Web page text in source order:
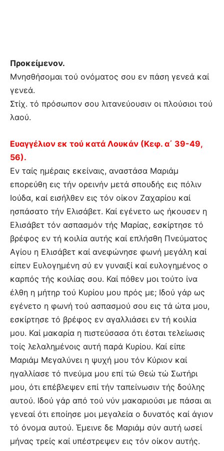
Προκείμενον.
Μνησθήσομαι τού ονόματος σου εν πάση γενεά καί
γενεά.
Στίχ. τό πρόσωπον σου λιτανεύουσιν οι πλούσιοι τού
λαού.
Ευαγγέλιον εκ τού κατά Λουκάν (Κεφ. α΄ 39-49,
56).
Εν ταίς ημέραις εκείναις, αναστάσα Μαριάμ
επορεύθη εις τήν ορεινήν μετά σπουδής εις πόλιν
Ιούδα, καί εισήλθεν εις τόν οίκον Ζαχαρίου καί
ησπάσατο τήν Ελισάβετ. Καί εγένετο ως ήκουσεν η
Ελισάβετ τόν ασπασμόν τής Μαρίας, εσκίρτησε τό
βρέφος εν τή κοιλία αυτής καί επλήσθη Πνεύματος
Αγίου η Ελισάβετ καί ανεφώνησε φωνή μεγάλη καί
είπεν Ευλογημένη σύ εν γυναιξί καί ευλογημένος ο
καρπός τής κοιλίας σου. Καί πόθεν μοι τούτο ίνα
έλθη η μήτηρ τού Κυρίου μου πρός με; Ιδού γάρ ως
εγένετο η φωνή τού ασπασμού σου εις τά ώτα μου,
εσκίρτησε τό βρέφος εν αγαλλιάσει εν τή κοιλία
μου. Καί μακαρία η πιστεύσασα ότι έσται τελείωσις
τοίς λελαλημένοις αυτή παρά Κυρίου. Καί είπε
Μαριάμ Μεγαλύνει η ψυχή μου τόν Κύριον καί
ηγαλλίασε τό πνεύμα μου επί τώ Θεώ τώ Σωτήρι
μου, ότι επέβλεψεν επί τήν ταπείνωσιν τής δούλης
αυτού. Ιδού γάρ από τού νύν μακαριούσι με πάσαι αι
γενεαί ότι εποίησε μοι μεγαλεία ο δυνατός καί άγιον
τό όνομα αυτού. Έμεινε δε Μαριάμ σύν αυτή ωσεί
μήνας τρείς καί υπέστρεψεν εις τόν οίκον αυτής.